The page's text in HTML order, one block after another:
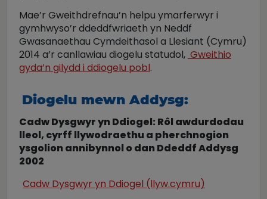
Mae’r Gweithdrefnau’n helpu ymarferwyr i
gymhwyso’r ddeddfwriaeth yn Neddf
Gwasanaethau Cymdeithasol a Llesiant (Cymru)
2014 a’r canllawiau diogelu statudol, Gweithio
gyda’n gilydd i ddiogelu pobl.
Diogelu mewn Addysg:
Cadw Dysgwyr yn Ddiogel: Rôl awdurdodau
lleol, cyrff llywodraethu a pherchnogion
ysgolion annibynnol o dan Ddeddf Addysg
2002
Cadw Dysgwyr yn Ddiogel (llyw.cymru)